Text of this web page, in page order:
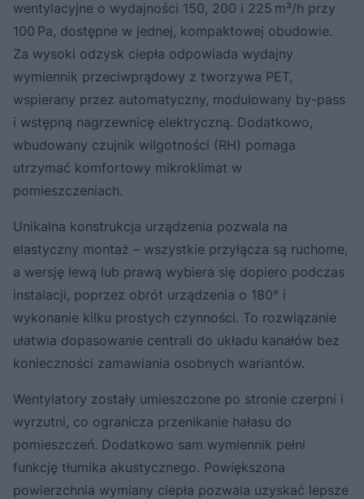
wentylacyjne o wydajności 150, 200 i 225 m³/h przy
100 Pa, dostępne w jednej, kompaktowej obudowie.
Za wysoki odzysk ciepła odpowiada wydajny
wymiennik przeciwprądowy z tworzywa PET,
wspierany przez automatyczny, modulowany by-pass
i wstępną nagrzewnicę elektryczną. Dodatkowo,
wbudowany czujnik wilgotności (RH) pomaga
utrzymać komfortowy mikroklimat w
pomieszczeniach.
Unikalna konstrukcja urządzenia pozwala na
elastyczny montaż – wszystkie przyłącza są ruchome,
a wersję lewą lub prawą wybiera się dopiero podczas
instalacji, poprzez obrót urządzenia o 180° i
wykonanie kilku prostych czynności. To rozwiązanie
ułatwia dopasowanie centrali do układu kanałów bez
konieczności zamawiania osobnych wariantów.
Wentylatory zostały umieszczone po stronie czerpni i
wyrzutni, co ogranicza przenikanie hałasu do
pomieszczeń. Dodatkowo sam wymiennik pełni
funkcję tłumika akustycznego. Powiększona
powierzchnia wymiany ciepła pozwala uzyskać lepsze